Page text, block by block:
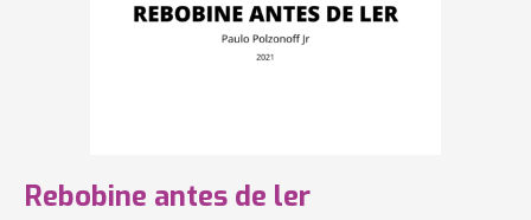
Rebobine antes de ler